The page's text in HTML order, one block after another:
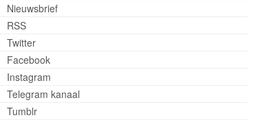
Nieuwsbrief
RSS
Twitter
Facebook
Instagram
Telegram kanaal
Tumblr